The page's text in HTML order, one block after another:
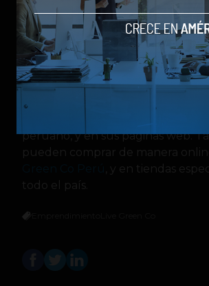
mercado apunta hacia una
cada vez más saludable, por lo
seguiremos buscando nuevos
Los productos de Live Green Co
adquirir a través de las tiendas
peruano, y en sus páginas web.
pueden comprar de manera
, y en tiendas
todo el país.